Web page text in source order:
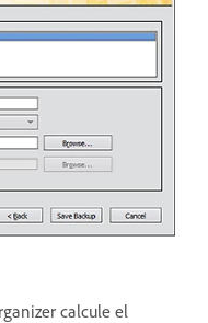
calcule el